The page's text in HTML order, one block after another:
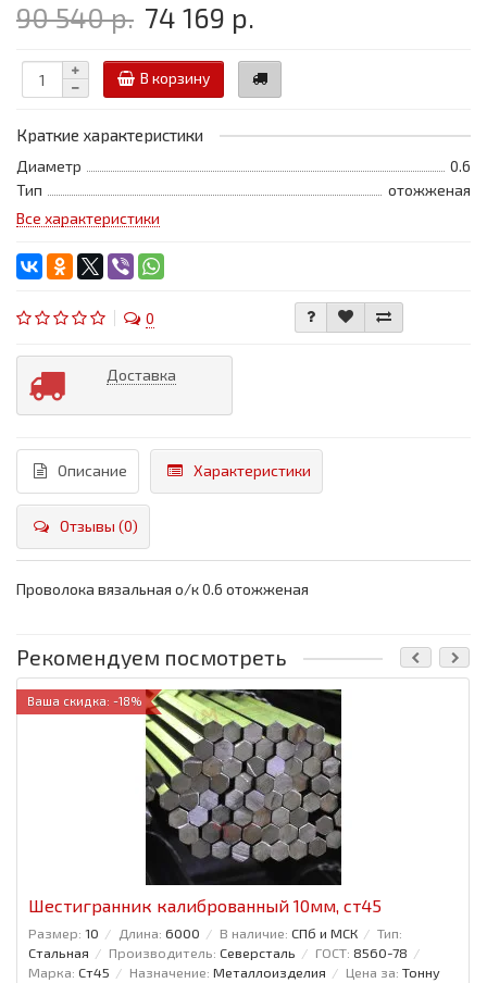
90 540 р. 74 169 р.
В корзину
Краткие характеристики
Диаметр
0.6
Тип
отожженая
Все характеристики
0
Доставка
Описание Характеристики
Отзывы (0)
Проволока вязальная о/к 0.6 отожженая
Рекомендуем посмотреть
Ваша скидка: -18%
Шестигранник калиброванный 10мм, ст45
Размер: 10 Длина: 6000 В наличие: СПб и МСК
Тип:
Стальная
Производитель: Северсталь ГОСТ: 8560-78
Марка: Ст45 Назначение: Металлоизделия Цена за: Тонну